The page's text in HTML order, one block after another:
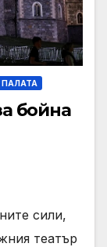
бойна
сили,
театър